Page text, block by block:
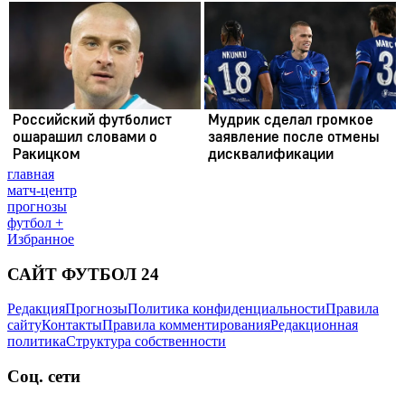
главная
матч-центр
прогнозы
футбол +
Избранное
САЙТ ФУТБОЛ 24
РедакцияПрогнозыПолитика конфиденциальностиПравила
сайтуКонтактыПравила комментированияРедакционная
политикаСтруктура собственности
Соц. сети